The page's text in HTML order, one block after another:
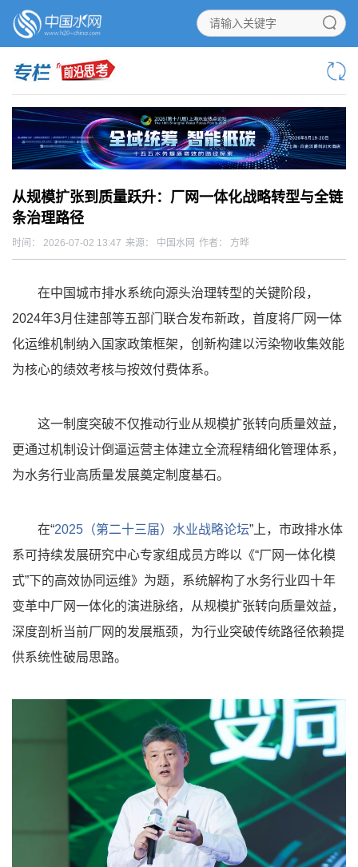
从规模扩张到质量跃升：厂网一体化战略转型与全链
条治理路径
时间： 2026-07-02 13:47 来源： 中国水网 作者： 方晔
在中国城市排水系统向源头治理转型的关键阶段，
2024年3月住建部等五部门联合发布新政，首度将厂网一体
化运维机制纳入国家政策框架，创新构建以污染物收集效能
为核心的绩效考核与按效付费体系。
这一制度突破不仅推动行业从规模扩张转向质量效益，
更通过机制设计倒逼运营主体建立全流程精细化管理体系，
为水务行业高质量发展奠定制度基石。
在“2025（第二十三届）水业战略论坛”上，市政排水体
系可持续发展研究中心专家组成员方晔以《“厂网一体化模
式”下的高效协同运维》为题，系统解构了水务行业四十年
变革中厂网一体化的演进脉络，从规模扩张转向质量效益，
深度剖析当前厂网的发展瓶颈，为行业突破传统路径依赖提
供系统性破局思路。